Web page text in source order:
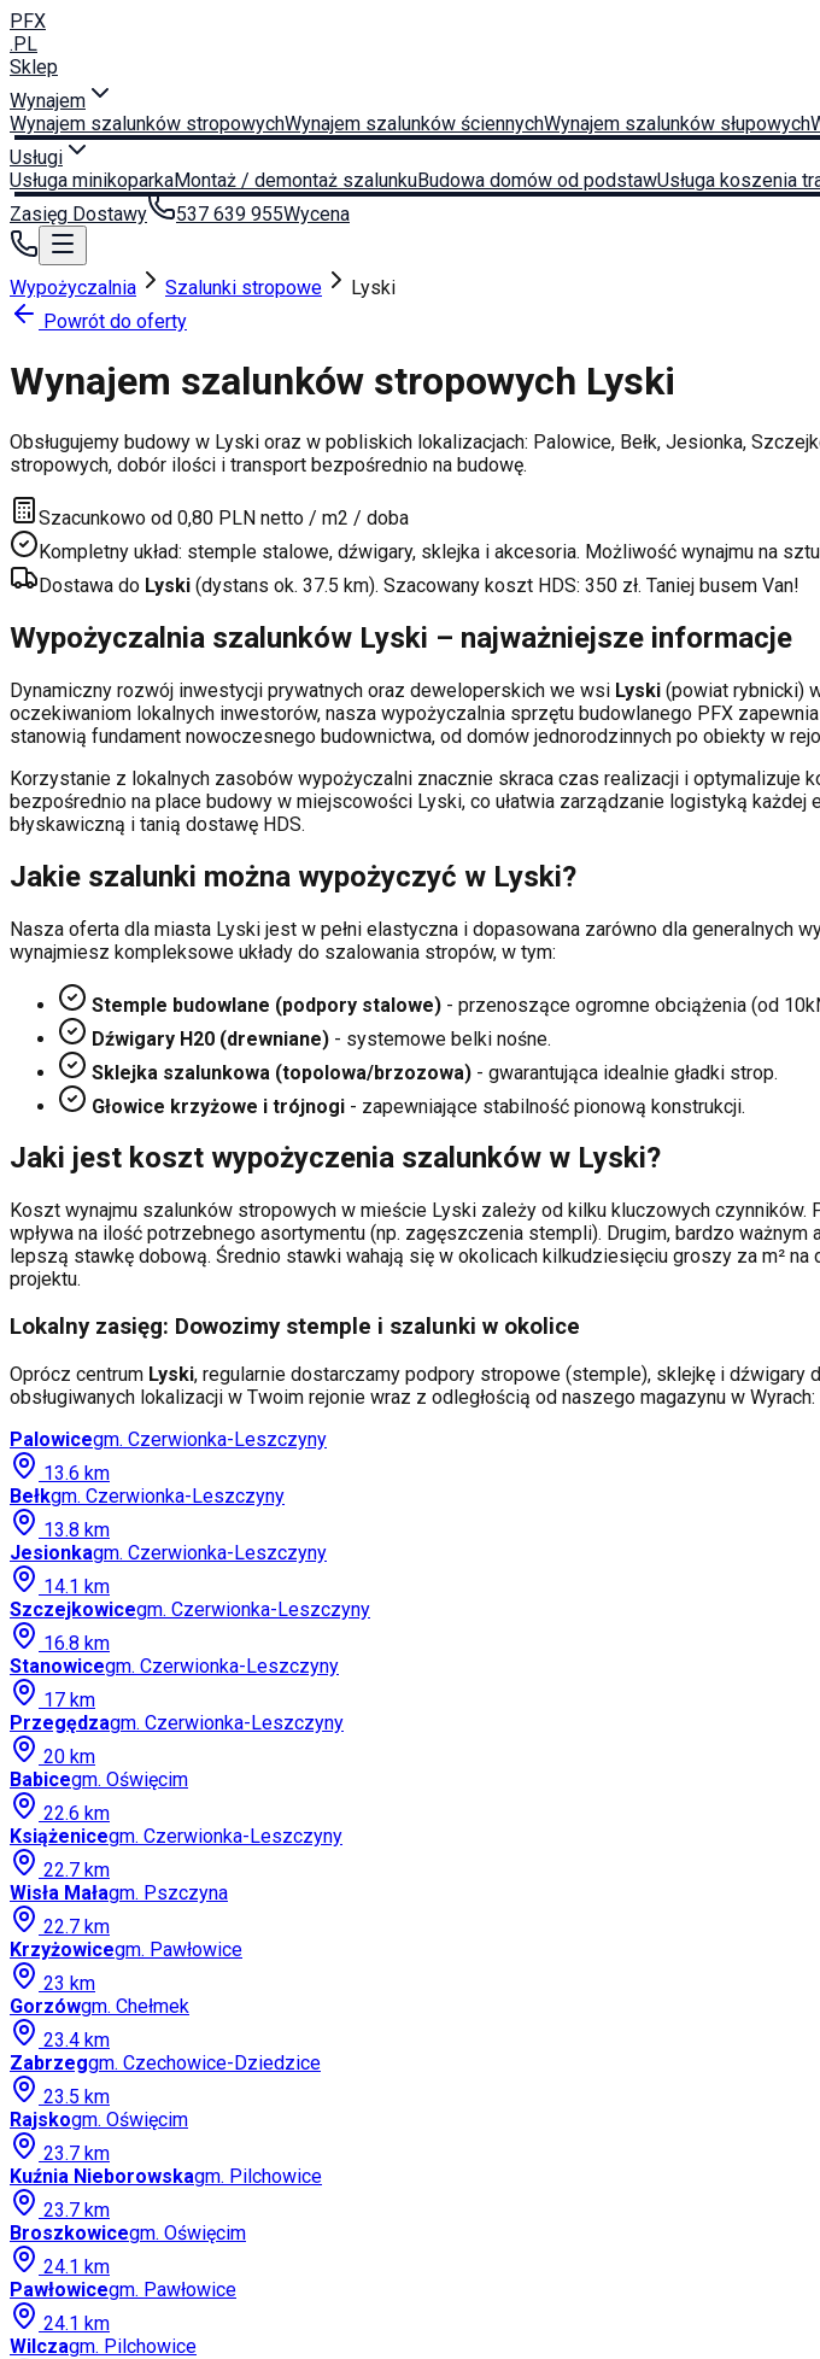
PFX
.PL
Sklep
Wynajem
Wynajem szalunków stropowychWynajem szalunków ściennychWynajem szalunków słupowych
Usługi
Usługa minikoparkaMontaż / demontaż szalunkuBudowa domów od podstawUsługa koszenia
Zasięg Dostawy
537 639 955Wycena
Wypożyczalnia Szalunki stropowe
Lyski
Powrót do oferty
Wynajem szalunków stropowych Lyski
Obsługujemy budowy w Lyski oraz w pobliskich lokalizacjach: Palowice, Bełk, Jesionka,
stropowych, dobór ilości i transport bezpośrednio na budowę.
Szacunkowo od 0,80 PLN netto / m2 / doba
Kompletny układ: stemple stalowe, dźwigary, sklejka i akcesoria. Możliwość wynajmu na
Dostawa do Lyski (dystans ok. 37.5 km). Szacowany koszt HDS: 350 zł. Taniej busem Van!
Wypożyczalnia szalunków Lyski – najważniejsze informacje
Dynamiczny rozwój inwestycji prywatnych oraz deweloperskich we wsi Lyski (powiat rybnicki)
oczekiwaniom lokalnych inwestorów, nasza wypożyczalnia sprzętu budowlanego PFX
stanowią fundament nowoczesnego budownictwa, od domów jednorodzinnych po obiekty w
Korzystanie z lokalnych zasobów wypożyczalni znacznie skraca czas realizacji i optymalizuje
bezpośrednio na place budowy w miejscowości Lyski, co ułatwia zarządzanie logistyką każdej
błyskawiczną i tanią dostawę HDS.
Jakie szalunki można wypożyczyć w Lyski?
Nasza oferta dla miasta Lyski jest w pełni elastyczna i dopasowana zarówno dla generalnych
wynajmiesz kompleksowe układy do szalowania stropów, w tym:
Stemple budowlane (podpory stalowe) - przenoszące ogromne obciążenia (od
Dźwigary H20 (drewniane) - systemowe belki nośne.
Sklejka szalunkowa (topolowa/brzozowa) - gwarantująca idealnie gładki strop.
Głowice krzyżowe i trójnogi - zapewniające stabilność pionową konstrukcji.
Jaki jest koszt wypożyczenia szalunków w Lyski?
Koszt wynajmu szalunków stropowych w mieście Lyski zależy od kilku kluczowych czynników.
wpływa na ilość potrzebnego asortymentu (np. zagęszczenia stempli). Drugim, bardzo
lepszą stawkę dobową. Średnio stawki wahają się w okolicach kilkudziesięciu groszy za m²
projektu.
Lokalny zasięg: Dowozimy stemple i szalunki w okolice
Oprócz centrum Lyski, regularnie dostarczamy podpory stropowe (stemple), sklejkę i
obsługiwanych lokalizacji w Twoim rejonie wraz z odległością od naszego magazynu w Wyrach:
Palowicegm. Czerwionka-Leszczyny
13.6 km
Bełkgm. Czerwionka-Leszczyny
13.8 km
Jesionkagm. Czerwionka-Leszczyny
14.1 km
Szczejkowicegm. Czerwionka-Leszczyny
16.8 km
Stanowicegm. Czerwionka-Leszczyny
17 km
Przegędzagm. Czerwionka-Leszczyny
20 km
Babicegm. Oświęcim
22.6 km
Książenicegm. Czerwionka-Leszczyny
22.7 km
Wisła Małagm. Pszczyna
22.7 km
Krzyżowicegm. Pawłowice
23 km
Gorzówgm. Chełmek
23.4 km
Zabrzeggm. Czechowice-Dziedzice
23.5 km
Rajskogm. Oświęcim
23.7 km
Kuźnia Nieborowskagm. Pilchowice
23.7 km
Broszkowicegm. Oświęcim
24.1 km
Pawłowicegm. Pawłowice
24.1 km
Wilczagm. Pilchowice